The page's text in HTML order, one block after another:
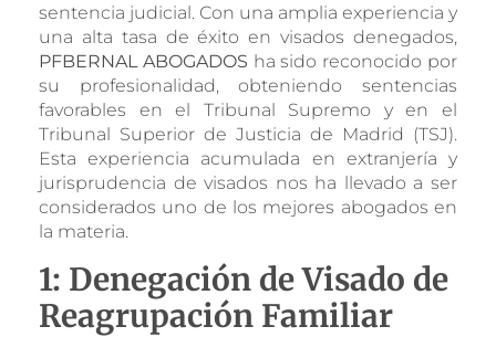
sentencia judicial. Con una amplia experiencia y
una alta tasa de éxito en visados denegados,
PFBERNAL ABOGADOS ha sido reconocido por
su profesionalidad, obteniendo sentencias
favorables en el Tribunal Supremo y en el
Tribunal Superior de Justicia de Madrid (TSJ).
Esta experiencia acumulada en extranjería y
jurisprudencia de visados nos ha llevado a ser
considerados uno de los mejores abogados en
la materia.
1: Denegación de Visado de
Reagrupación Familiar